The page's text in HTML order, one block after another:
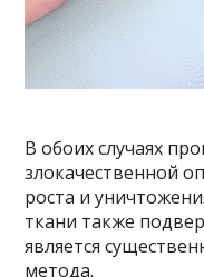
В обоих случаях
злокачественной
роста и
ткани также
является
метода.